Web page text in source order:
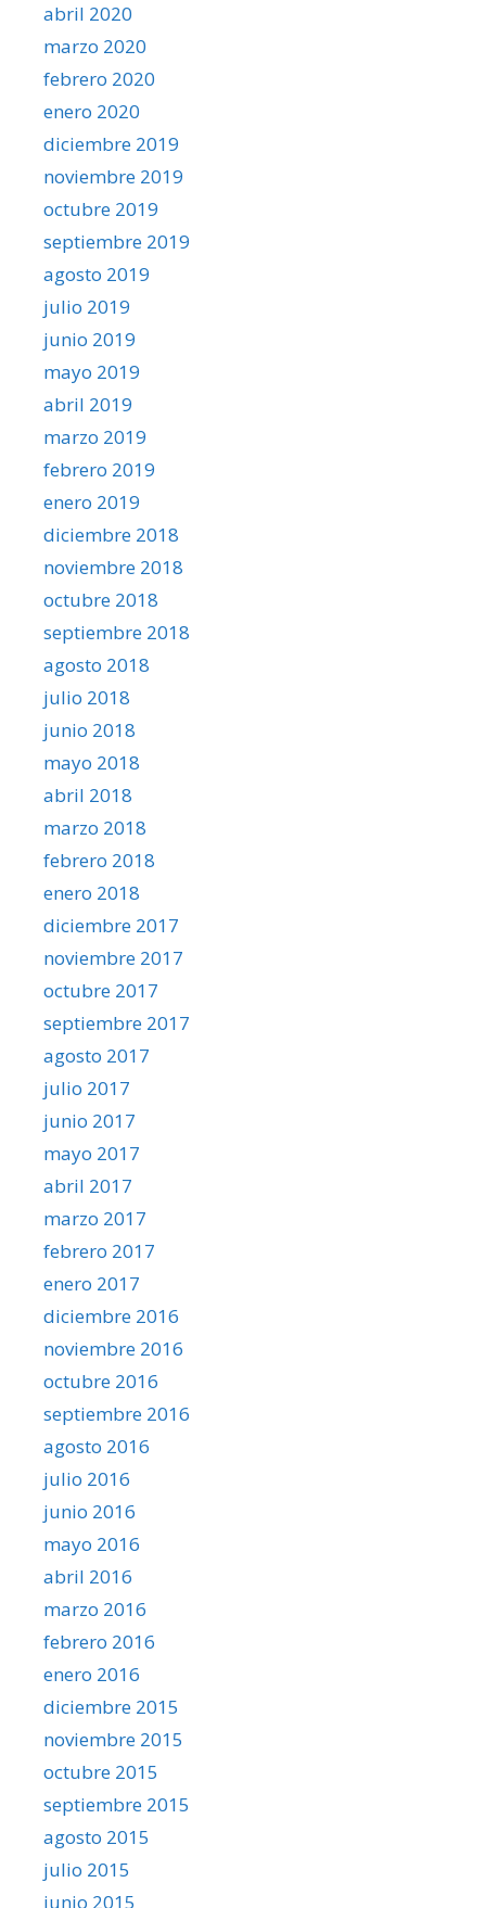
abril 2020
marzo 2020
febrero 2020
enero 2020
diciembre 2019
noviembre 2019
octubre 2019
septiembre 2019
agosto 2019
julio 2019
junio 2019
mayo 2019
abril 2019
marzo 2019
febrero 2019
enero 2019
diciembre 2018
noviembre 2018
octubre 2018
septiembre 2018
agosto 2018
julio 2018
junio 2018
mayo 2018
abril 2018
marzo 2018
febrero 2018
enero 2018
diciembre 2017
noviembre 2017
octubre 2017
septiembre 2017
agosto 2017
julio 2017
junio 2017
mayo 2017
abril 2017
marzo 2017
febrero 2017
enero 2017
diciembre 2016
noviembre 2016
octubre 2016
septiembre 2016
agosto 2016
julio 2016
junio 2016
mayo 2016
abril 2016
marzo 2016
febrero 2016
enero 2016
diciembre 2015
noviembre 2015
octubre 2015
septiembre 2015
agosto 2015
julio 2015
junio 2015